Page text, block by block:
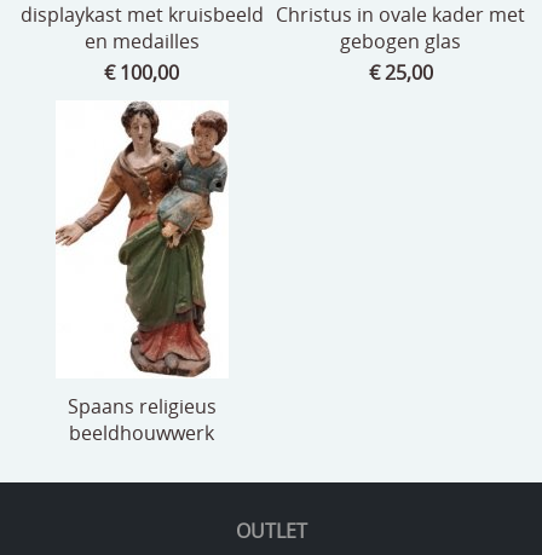
OUTLET
displaykast met kruisbeeld
en medailles
€ 100,00
Christus in ovale kader met
gebogen glas
€ 25,00
Spaans religieus
beeldhouwwerk